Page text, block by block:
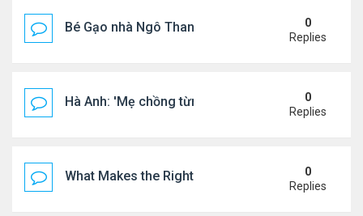
Bé Gạo nhà Ngô Thanh Vân dễ thương trong tiệc
0
Replies
Hà Anh: 'Mẹ chồng từng ngạc nhiên vì tôi luôn trả
0
Replies
What Makes the Right Retail POS Matter?0
Replies